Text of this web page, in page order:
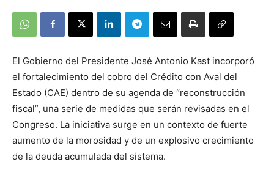
El Gobierno del Presidente José Antonio Kast incorporó
el fortalecimiento del cobro del Crédito con Aval del
Estado (CAE) dentro de su agenda de “reconstrucción
fiscal”, una serie de medidas que serán revisadas en el
Congreso. La iniciativa surge en un contexto de fuerte
aumento de la morosidad y de un explosivo crecimiento
de la deuda acumulada del sistema.